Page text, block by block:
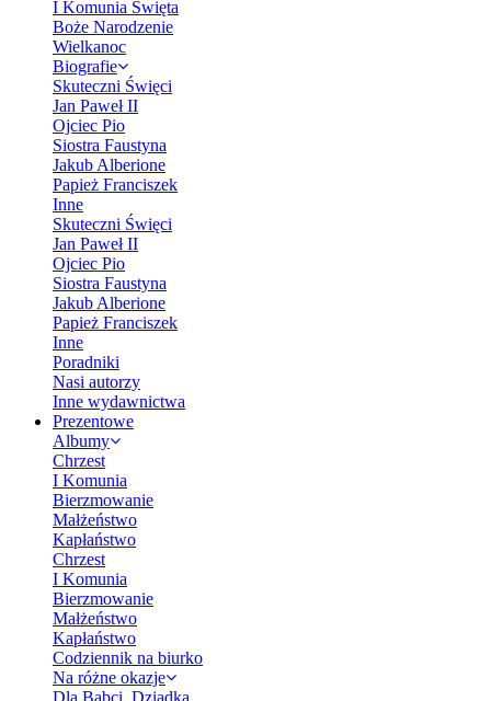
I Komunia Święta
Boże Narodzenie
Wielkanoc
Biografie
Skuteczni Święci
Jan Paweł II
Ojciec Pio
Siostra Faustyna
Jakub Alberione
Papież Franciszek
Inne
Skuteczni Święci
Jan Paweł II
Ojciec Pio
Siostra Faustyna
Jakub Alberione
Papież Franciszek
Inne
Poradniki
Nasi autorzy
Inne wydawnictwa
Prezentowe
Albumy
Chrzest
I Komunia
Bierzmowanie
Małżeństwo
Kapłaństwo
Chrzest
I Komunia
Bierzmowanie
Małżeństwo
Kapłaństwo
Codziennik na biurko
Na różne okazje
Dla Babci, Dziadka